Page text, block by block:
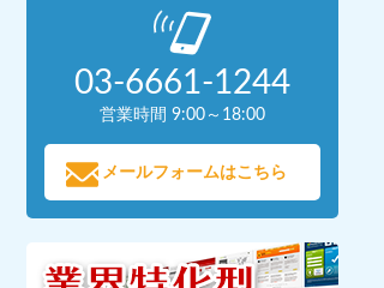
03-6661-1244
営業時間 9:00～18:00
メールフォームはこちら